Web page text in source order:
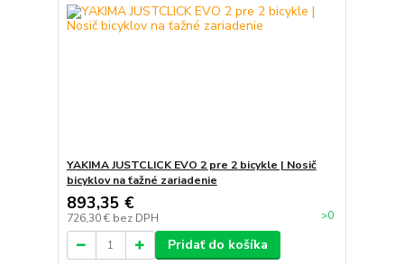
YAKIMA JUSTCLICK EVO 2 pre 2 bicykle | Nosič
bicyklov na ťažné zariadenie
893,35 €
726,30 € bez DPH >0
Pridať do košíka